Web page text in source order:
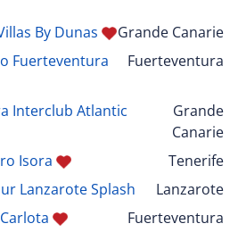
By Dunas
Grande Canarie
Fuerteventura
Fuerteventura
Interclub Atlantic
Grande
Canarie
Isora
Tenerife
Lanzarote Splash
Lanzarote
Fuerteventura